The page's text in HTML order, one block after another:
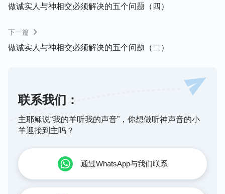
理的想法先跟神交通，如果神能成全，对你有利，那
就不合适，证明人没有体贴神的心，光为了满足自
己，不体贴神的心意；你琢磨琢磨神对我有什么要求
历一些试炼，受了一些苦，心里感觉甘甜：“哎呀，
神作得太好了，人这个败坏的东西受苦越多越好，对
人有利，不受苦就麻烦了，因为人太败坏了，越安逸
越完蛋，越不是好事。”现在知道受苦好了，但是苦
难环境真临到呢，又害怕，又受不了苦，肉体还不愿
意受苦，在这个时候祷告神怎么祷告呢？还想满足自
己，还张不开口，为了满足神呢，自己肉体还不愿
意，这怎么祷告呢？这个时候不好选择了，看你站在
哪一边，看你到底是体贴神心意，还是随从肉体，这
做诚实人与神相交必须解决的五个问题（四）
下一篇
做诚实人与神相交必须解决的五个问题（二）
联系我们：
主耶稣说“我的羊听我的声音”，你想做听神声音的小
羊迎接到主吗？
通过WhatsApp与我们联系